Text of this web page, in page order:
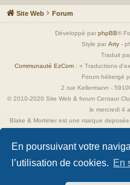
En poursuivant votre
l’utilisation de cookies. En
Site Web Forum
Développé par phpBB®
Style par Arty -
Traduit
Communauté EzCom : « Traductions
Forum hébergé
2 rue Kellermann -
© 2010-2020 Site Web & forum Centaur
le mercredi 4
Blake & Mortimer est une marque
Toutes les images incluses dans ces
ayant
Elles ne sont ici qu'à titre de référence ou